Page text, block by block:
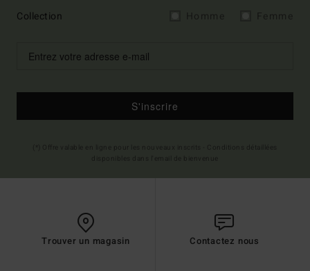
Collection
S'inscrire
Trouver un magasin Contactez nous